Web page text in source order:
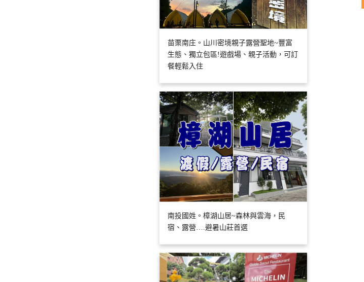
苗栗南庄。山川密境親子露營聖地~豐富
生態、獨立包區!遊戲場、親子活動，可訂
餐輕鬆入住
南投國姓。樟湖山居~森林與雲海，民
宿、露營….避暑山莊首選